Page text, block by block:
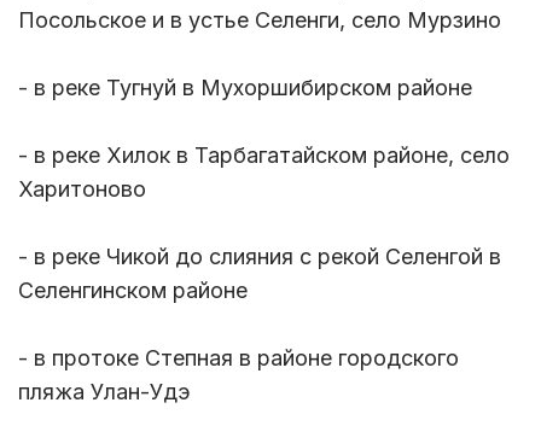
Посольское и в устье Селенги, село Мурзино
- в реке Тугнуй в Мухоршибирском районе
- в реке Хилок в Тарбагатайском районе, село
Харитоново
- в реке Чикой до слияния с рекой Селенгой в
Селенгинском районе
- в протоке Степная в районе городского
пляжа Улан-Удэ